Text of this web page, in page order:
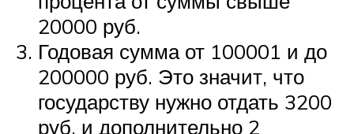
20000 руб.
Годовая сумма от 100001 и до
200000 руб. Это значит, что
государству нужно отдать 3200
руб. и дополнительно 2